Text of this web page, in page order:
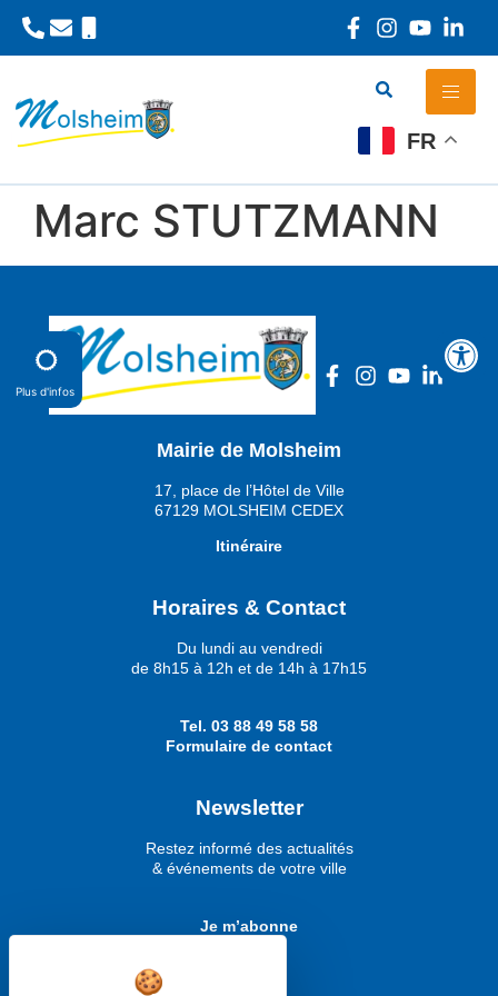
FR
Marc STUTZMANN
Mairie de Molsheim
17, place de l’Hôtel de Ville
67129 MOLSHEIM CEDEX
Itinéraire
Horaires & Contact
Du lundi au vendredi
de 8h15 à 12h et de 14h à 17h15
Tel. 03 88 49 58 58
Formulaire de contact
Newsletter
Restez informé des actualités
& événements de votre ville
Je m’abonne
Plus d'infos
Panneau de gestion des cookies